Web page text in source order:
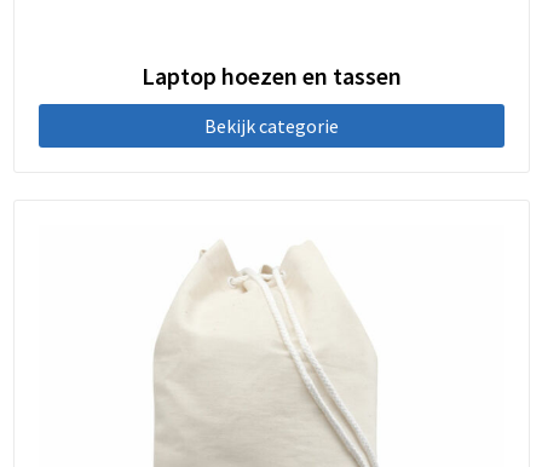
Laptop hoezen en tassen
Bekijk categorie